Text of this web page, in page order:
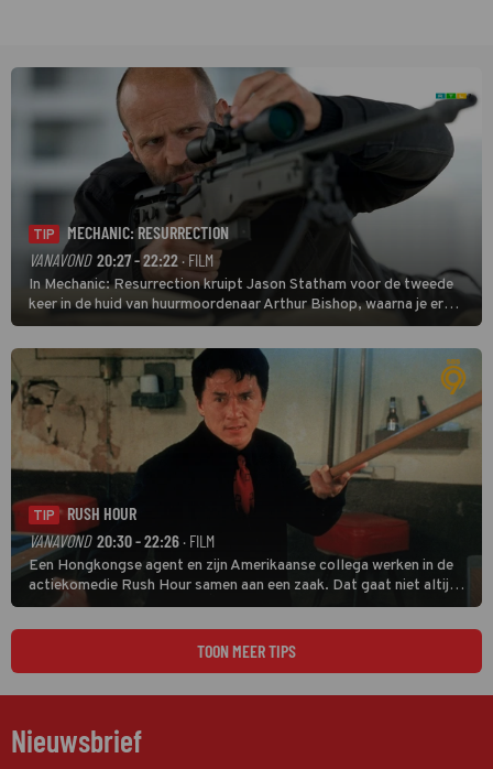
TIP
MECHANIC: RESURRECTION
VANAVOND 20:27 - 22:22· FILM
In Mechanic: Resurrection kruipt Jason Statham voor de tweede
keer in de huid van huurmoordenaar Arthur Bishop, waarna je er
donder op kunt zeggen dat er van Bishops geplande pensioen niet
veel terechtkomt.
TIP
RUSH HOUR
VANAVOND 20:30 - 22:26 · FILM
Een Hongkongse agent en zijn Amerikaanse collega werken in de
actiekomedie Rush Hour samen aan een zaak. Dat gaat niet altijd
van een leien dakje.
TOON MEER TIPS
Nieuwsbrief